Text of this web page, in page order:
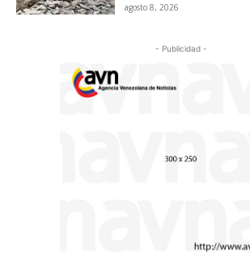
agosto 8, 2026
- Publicidad -